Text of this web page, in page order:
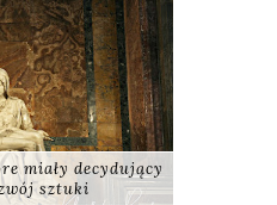
miały decydujący
sztuki